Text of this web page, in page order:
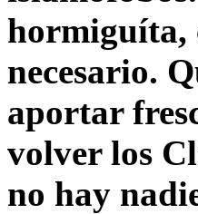
hormiguíta,
necesario.
aportar
volver los
no hay